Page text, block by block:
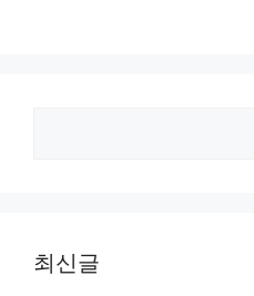
최신글